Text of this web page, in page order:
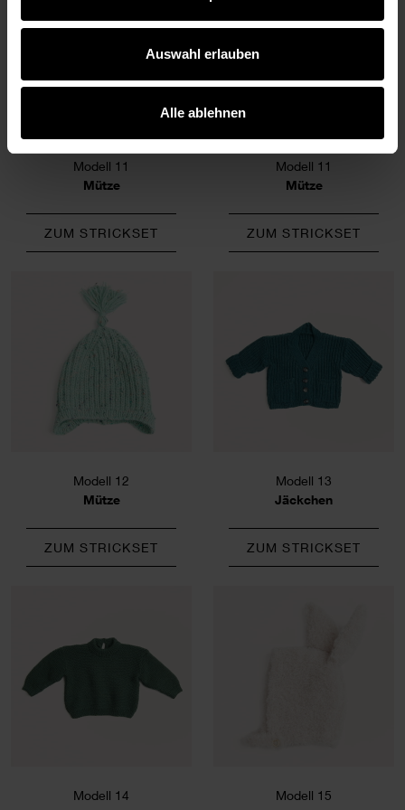
Auswahl erlauben
Alle ablehnen
Modell 11
Mütze
ZUM STRICKSET
Modell 11
Mütze
ZUM STRICKSET
Modell 12
Mütze
ZUM STRICKSET
Modell 13
Jäckchen
ZUM STRICKSET
Modell 14
Modell 15